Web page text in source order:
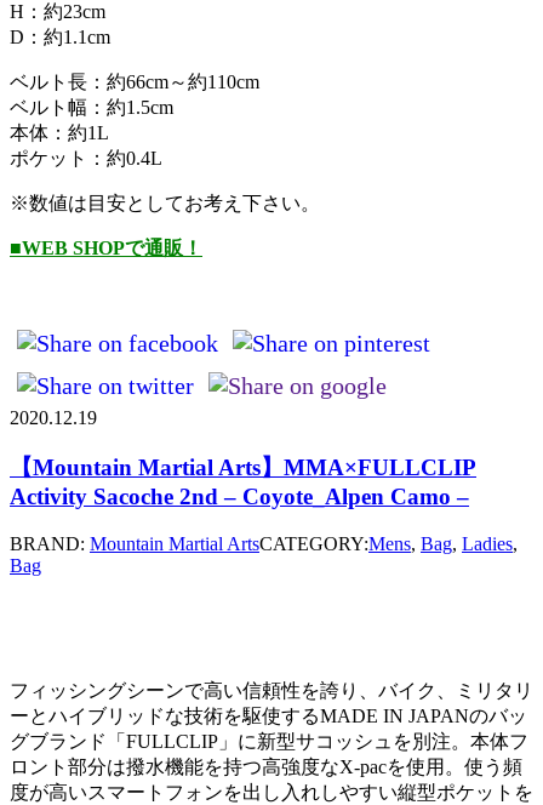
H：約23cm
D：約1.1cm
ベルト長：約66cm～約110cm
ベルト幅：約1.5cm
本体：約1L
ポケット：約0.4L
※数値は目安としてお考え下さい。
■WEB SHOPで通販！
2020.12.19
【Mountain Martial Arts】MMA×FULLCLIP
Activity Sacoche 2nd – Coyote_Alpen Camo –
BRAND: Mountain Martial ArtsCATEGORY:Mens, Bag, Ladies,
Bag
フィッシングシーンで高い信頼性を誇り、バイク、ミリタリ
ーとハイブリッドな技術を駆使するMADE IN JAPANのバッ
グブランド「FULLCLIP」に新型サコッシュを別注。本体フ
ロント部分は撥水機能を持つ高強度なX-pacを使用。使う頻
度が高いスマートフォンを出し入れしやすい縦型ポケットを